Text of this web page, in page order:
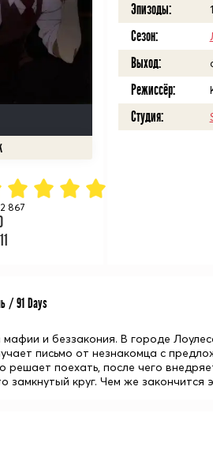
867
11
Эпизоды:
Сезон:
Выход:
Режиссёр:
Студия:
/ 91 Days
и беззакония. В городе
письмо от незнакомца с
решает поехать, после чего
замкнутый круг. Чем же